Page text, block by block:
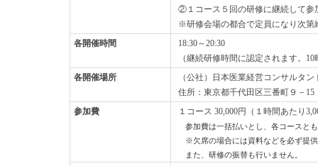
②１コース５回の研修に継続して参
※研修会場の都合で定員になり次第
各開催時間
18:30～20:30
（継続研修時間に認定されます。
各開催場所
（公社）日本医業経営コンサルタ
住所：東京都千代田区三番町９－
参加費
１コース 30,000円（１時間あたり
参加費は一括払いとし、各コースと
※欠席の場合には資料などを必ず提
また、研修の振替も行いません。